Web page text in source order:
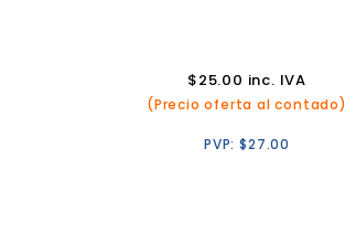
$25.00 inc. IVA
(Precio oferta al contado)
PVP:$27.00